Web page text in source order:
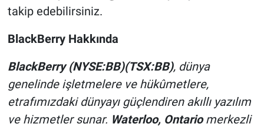
takip edebilirsiniz.
BlackBerry Hakkında
BlackBerry (NYSE:BB)(TSX:BB), dünya
genelinde işletmelere ve hükûmetlere,
etrafımızdaki dünyayı güçlendiren akıllı yazılım
ve hizmetler sunar. Waterloo, Ontariomerkezli